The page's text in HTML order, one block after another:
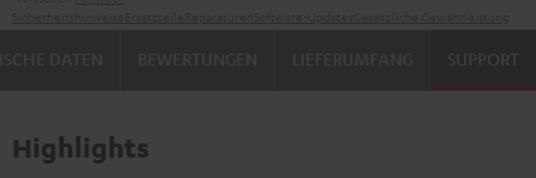
SUPPORT
Highlights